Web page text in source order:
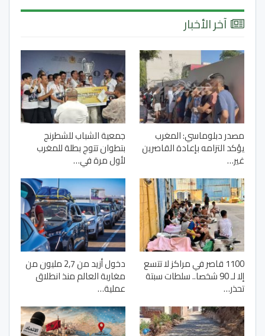
آخر الأخبار
مصدر دبلوماسي: المغرب
يؤكد التزامه بإعادة القاصرين
غير…
جمعية الشباب للشطرنج
بتطوان تتوج بطلة للمغرب
لأول مرة في…
1100 قاصر في مراكز لا تتسع
إلا لـ 90 شخصا.. سلطات سبتة
تحذر…
دخول أزيد من 2,7 مليون من
مغاربة العالم منذ انطلاق
عملية…